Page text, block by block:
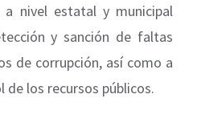
a nivel estatal y municipal
y sanción de faltas
de corrupción, así como a
los recursos públicos.